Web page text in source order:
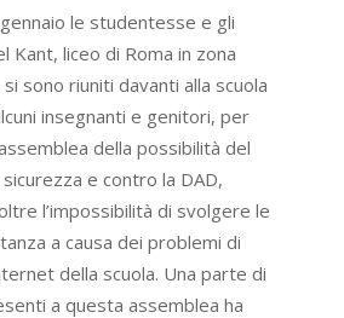
le studentesse e gli
Kant, liceo di Roma in zona
sono riuniti davanti alla scuola
insegnanti e genitori, per
della possibilità del
e contro la DAD,
l’impossibilità di svolgere le
a causa dei problemi di
della scuola. Una parte di
a questa assemblea ha